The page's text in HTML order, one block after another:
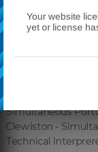
Your website
yet or license